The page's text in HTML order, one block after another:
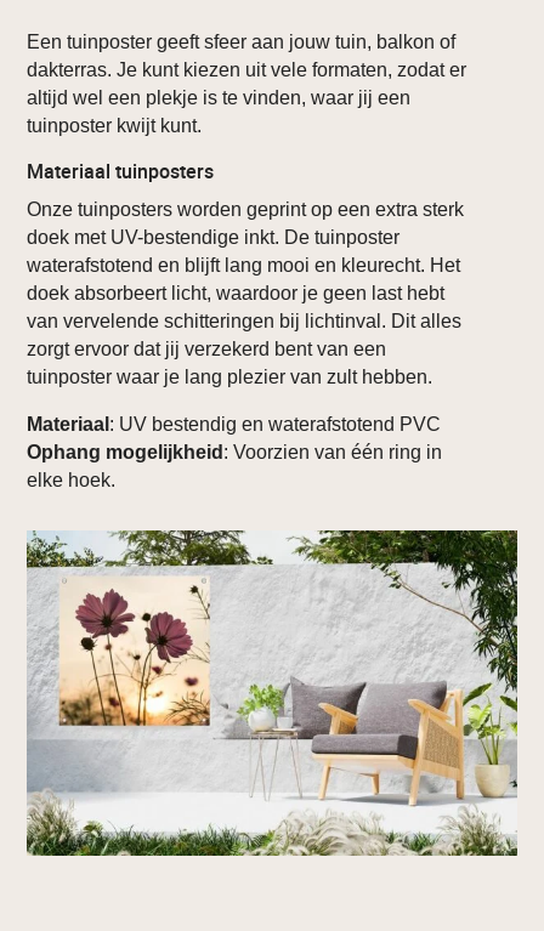
Een tuinposter geeft sfeer aan jouw tuin, balkon of
dakterras. Je kunt kiezen uit vele formaten, zodat er
altijd wel een plekje is te vinden, waar jij een
tuinposter kwijt kunt.
Materiaal tuinposters
Onze tuinposters worden geprint op een extra sterk
doek met UV-bestendige inkt. De tuinposter
waterafstotend en blijft lang mooi en kleurecht. Het
doek absorbeert licht, waardoor je geen last hebt
van vervelende schitteringen bij lichtinval. Dit alles
zorgt ervoor dat jij verzekerd bent van een
tuinposter waar je lang plezier van zult hebben.
Materiaal : UV bestendig en waterafstotend PVC
Ophang mogelijkheid : Voorzien van één ring in
elke hoek.